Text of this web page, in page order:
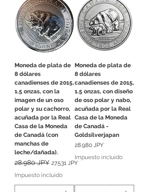
Moneda de plata de
8 dólares
canadienses de 2015,
1.5 onzas, con la
imagen de un oso
polar y su cachorro,
acuñada por la Real
Casa de la Moneda
de Canadá (con
manchas de
leche/dañada).
Precio
28.980 JPY Precio de oferta
27.531 JPY
Impuesto incluido
Moneda de plata de
8 dólares
canadienses de 2015,
1.5 onzas, con diseño
de oso polar y nabo,
acuñada por la Real
Casa de la Moneda
de Canadá -
Goldsilverjapan
Precio
28.980 JPY
Impuesto incluido